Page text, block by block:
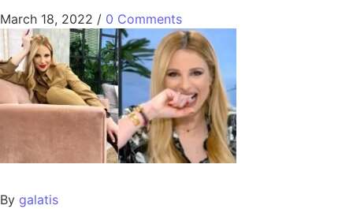
March 18, 2022 / 0 Comments
By galatis